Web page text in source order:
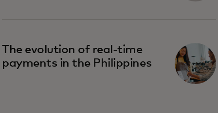
The evolution of real-time
payments in the Philippines